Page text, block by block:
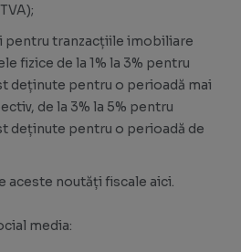
pentru tranzacțiile imobiliare
fizice de la 1% la 3% pentru
deținute pentru o perioadă mai
de la 3% la 5% pentru
deținute pentru o perioadă de
aceste noutăți fiscale aici.
media: